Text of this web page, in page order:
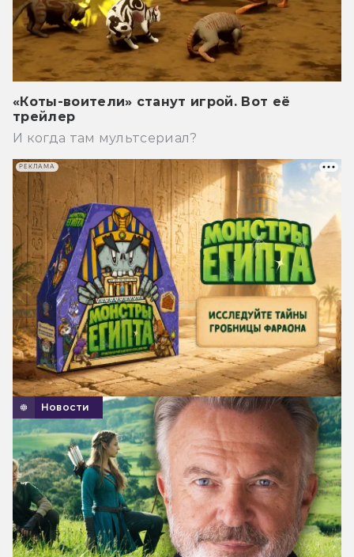
«Коты-воители» станут игрой. Вот её
трейлер
И когда там мультсериал?
Новости
РЕКЛАМА